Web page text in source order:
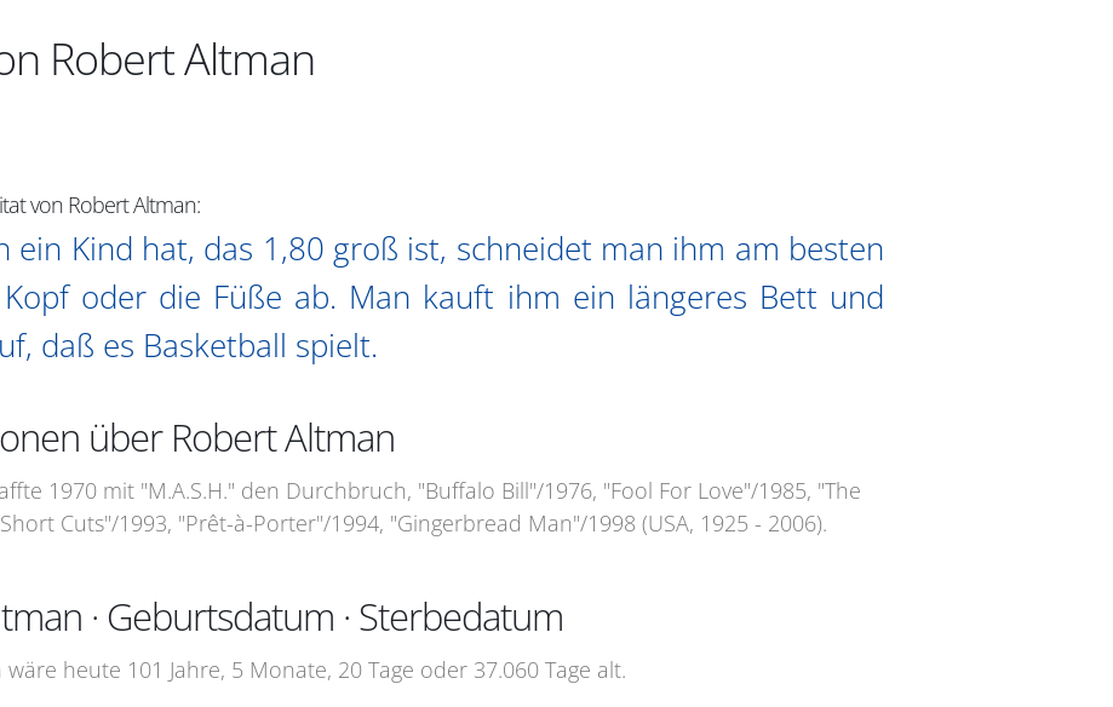
Robert Altman
von Robert Altman:
ein Kind hat, das 1,80 groß ist, schneidet man ihm am besten
oder die Füße ab. Man kauft ihm ein längeres Bett und
daß es Basketball spielt.
über Robert Altman
1970 mit "M.A.S.H." den Durchbruch, "Buffalo Bill"/1976, "Fool For Love"/1985, "The
Cuts"/1993, "Prêt-à-Porter"/1994, "Gingerbread Man"/1998 (USA, 1925 - 2006).
· Geburtsdatum · Sterbedatum
heute 101 Jahre, 5 Monate, 20 Tage oder 37.060 Tage alt.